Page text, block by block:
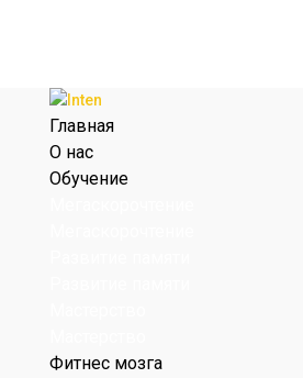
Главная
О нас
Обучение
Фитнес мозга